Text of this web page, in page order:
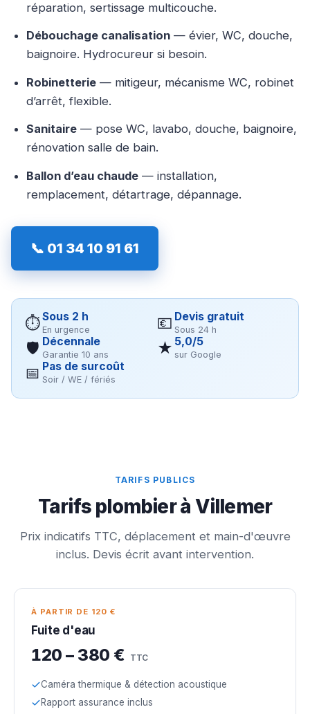
réparation, sertissage multicouche.
Débouchage canalisation — évier, WC, douche,
baignoire. Hydrocureur si besoin.
Robinetterie — mitigeur, mécanisme WC, robinet
d’arrêt, flexible.
Sanitaire — pose WC, lavabo, douche, baignoire,
rénovation salle de bain.
Ballon d’eau chaude — installation,
remplacement, détartrage, dépannage.
📞 01 34 10 91 61
⏱Sous 2 h
En urgence 💶 Devis gratuit
Sous 24 h
🛡 Décennale
Garantie 10 ans ★ 5,0/5
sur Google
📅 Pas de surcoût
Soir / WE / fériés
TARIFS PUBLICS
Tarifs plombier à Villemer
Prix indicatifs TTC, déplacement et main-d'œuvre
inclus. Devis écrit avant intervention.
À PARTIR DE 120 €
Fuite d'eau
120 – 380 € TTC
Caméra thermique & détection acoustique
Rapport assurance inclus